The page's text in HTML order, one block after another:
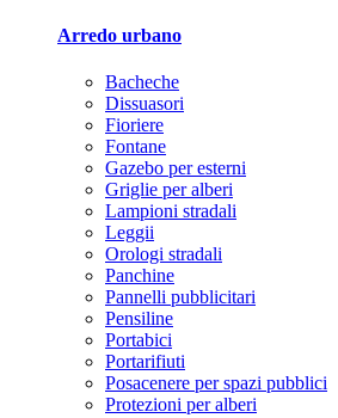
Arredo urbano
Bacheche
Dissuasori
Fioriere
Fontane
Gazebo per esterni
Griglie per alberi
Lampioni stradali
Leggii
Orologi stradali
Panchine
Pannelli pubblicitari
Pensiline
Portabici
Portarifiuti
Posacenere per spazi pubblici
Protezioni per alberi